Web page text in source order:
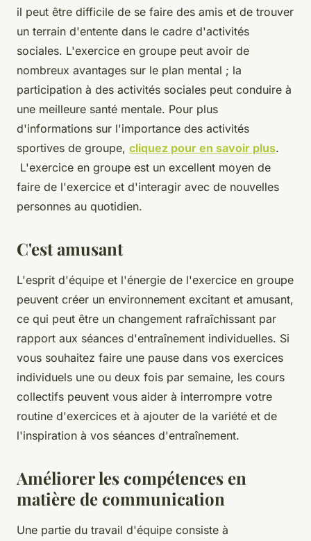
il peut être difficile de se faire des amis et de trouver
un terrain d'entente dans le cadre d'activités
sociales. L'exercice en groupe peut avoir de
nombreux avantages sur le plan mental ; la
participation à des activités sociales peut conduire à
une meilleure santé mentale. Pour plus
d'informations sur l'importance des activités
sportives de groupe, cliquez pour en savoir plus.
L'exercice en groupe est un excellent moyen de
faire de l'exercice et d'interagir avec de nouvelles
personnes au quotidien.
C'est amusant
L'esprit d'équipe et l'énergie de l'exercice en groupe
peuvent créer un environnement excitant et amusant,
ce qui peut être un changement rafraîchissant par
rapport aux séances d'entraînement individuelles. Si
vous souhaitez faire une pause dans vos exercices
individuels une ou deux fois par semaine, les cours
collectifs peuvent vous aider à interrompre votre
routine d'exercices et à ajouter de la variété et de
l'inspiration à vos séances d'entraînement.
Améliorer les compétences en
matière de communication
Une partie du travail d'équipe consiste à